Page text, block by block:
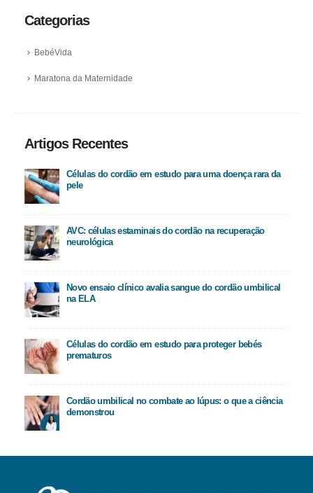
Categorias
BebéVida
Maratona da Maternidade
Artigos Recentes
Células do cordão em estudo para uma doença rara da
pele
AVC: células estaminais do cordão na recuperação
neurológica
Novo ensaio clínico avalia sangue do cordão umbilical
na ELA
Células do cordão em estudo para proteger bebés
prematuros
Cordão umbilical no combate ao lúpus: o que a ciência
demonstrou